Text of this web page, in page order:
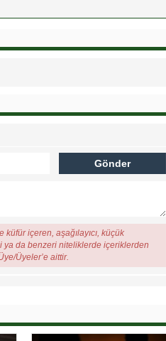
küfür içeren, aşağılayıcı, küçük
ya da benzeri niteliklerde içeriklerden
Üyeler’e aittir.